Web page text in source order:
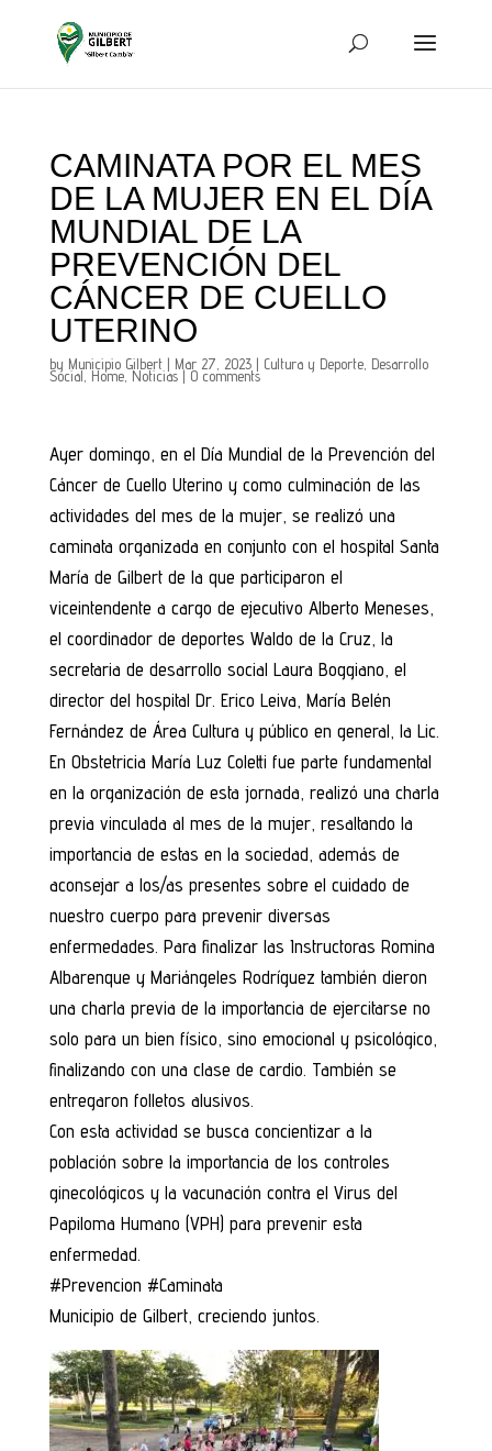
CAMINATA POR EL MES
DE LA MUJER EN EL DÍA
MUNDIAL DE LA
PREVENCIÓN DEL
CÁNCER DE CUELLO
UTERINO
by Municipio Gilbert| Mar 27, 2023| Cultura y Deporte, Desarrollo
Social Home, Noticias| 0 comments
Ayer domingo, en el Día Mundial de la Prevención del
Cáncer de Cuello Uterino y como culminación de las
actividades del mes de la mujer, se realizó una
caminata organizada en conjunto con el hospital Santa
María de Gilbert de la que participaron el
viceintendente a cargo de ejecutivo Alberto Meneses,
el coordinador de deportes Waldo de la Cruz, la
secretaria de desarrollo social Laura Boggiano, el
director del hospital Dr. Erico Leiva, María Belén
Fernández de Área Cultura y público en general, la Lic.
En Obstetricia María Luz Coletti fue parte fundamental
en la organización de esta jornada, realizó una charla
previa vinculada al mes de la mujer, resaltando la
importancia de estas en la sociedad, además de
aconsejar a los/as presentes sobre el cuidado de
nuestro cuerpo para prevenir diversas
enfermedades. Para finalizar las Instructoras Romina
Albarenque y Mariángeles Rodríguez también dieron
una charla previa de la importancia de ejercitarse no
solo para un bien físico, sino emocional y psicológico,
finalizando con una clase de cardio. También se
entregaron folletos alusivos.
Con esta actividad se busca concientizar a la
población sobre la importancia de los controles
ginecológicos y la vacunación contra el Virus del
Papiloma Humano (VPH) para prevenir esta
enfermedad.
#Prevencion #Caminata
Municipio de Gilbert, creciendo juntos.